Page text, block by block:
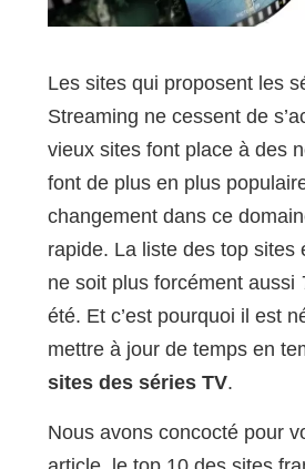
Les sites qui proposent les
Streaming ne cessent de
vieux sites font place à des
font de plus en plus
changement dans ce
rapide. La liste des top sites
ne soit plus forcément aussi
été. Et c’est pourquoi il est
mettre à jour de temps en
sites des séries TV.
Nous avons concocté pour